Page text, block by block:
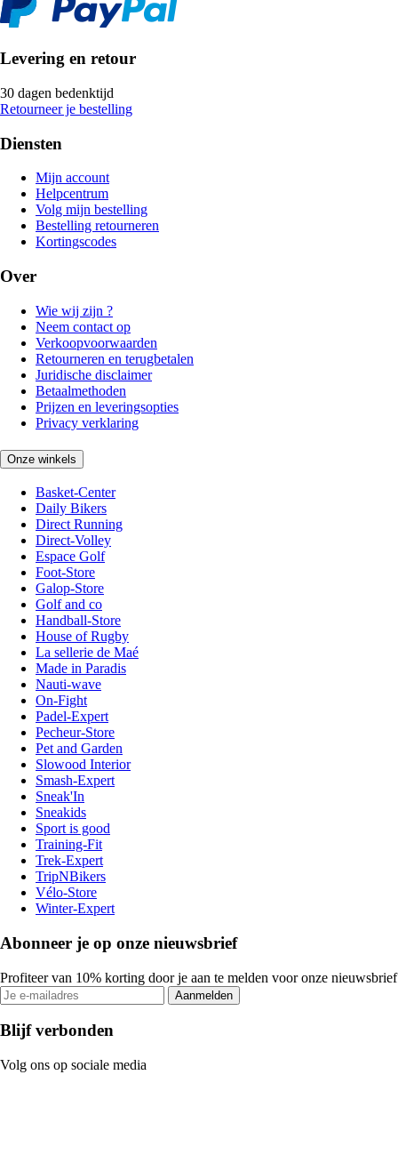
Levering en retour
30 dagen bedenktijd
Retourneer je bestelling
Diensten
Mijn account
Helpcentrum
Volg mijn bestelling
Bestelling retourneren
Kortingscodes
Over
Wie wij zijn ?
Neem contact op
Verkoopvoorwaarden
Retourneren en terugbetalen
Juridische disclaimer
Betaalmethoden
Prijzen en leveringsopties
Privacy verklaring
Onze winkels
Basket-Center
Daily Bikers
Direct Running
Direct-Volley
Espace Golf
Foot-Store
Galop-Store
Golf and co
Handball-Store
House of Rugby
La sellerie de Maé
Made in Paradis
Nauti-wave
On-Fight
Padel-Expert
Pecheur-Store
Pet and Garden
Slowood Interior
Smash-Expert
Sneak'In
Sneakids
Sport is good
Training-Fit
Trek-Expert
TripNBikers
Vélo-Store
Winter-Expert
Abonneer je op onze nieuwsbrief
Profiteer van 10% korting door je aan te melden voor onze nieuwsbrief
Aanmelden
Blijf verbonden
Volg ons op sociale media